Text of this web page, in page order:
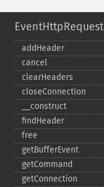
EventHttpRequest
addHeader
cancel
clearHeaders
closeConnection
_​_​construct
findHeader
free
getBufferEvent
getCommand
getConnection